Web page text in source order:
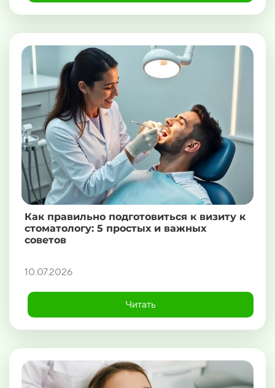
Как правильно подготовиться к визиту к
стоматологу: 5 простых и важных
советов
10.07.2026
Читать